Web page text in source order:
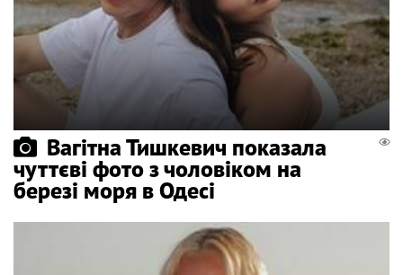
Вагітна Тишкевич показала
чуттєві фото з чоловіком на
березі моря в Одесі